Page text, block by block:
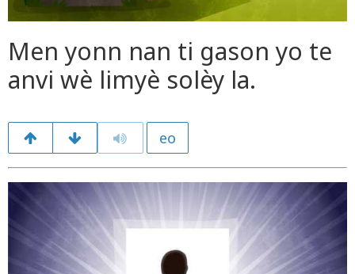
Men yonn nan ti gason yo te
anvi wè limyè solèy la.
eo